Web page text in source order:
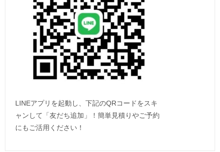
LINEアプリを起動し、下記のQRコードをスキ
ャンして「友だち追加」！簡単見積りやご予約
にもご活用ください！